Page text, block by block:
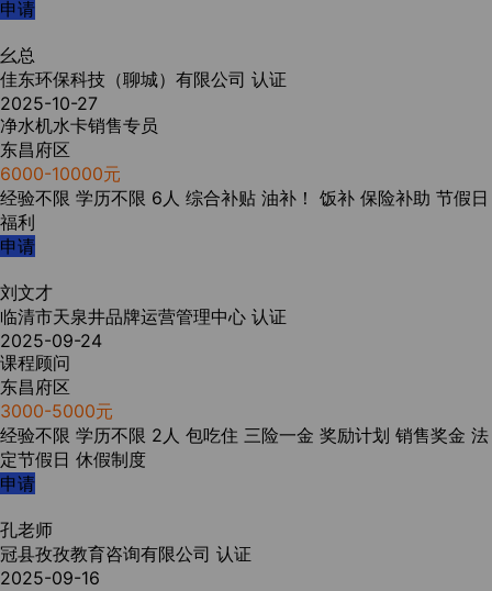
申请
幺总
佳东环保科技（聊城）有限公司 认证
2025-10-27
净水机水卡销售专员
东昌府区
6000-10000元
经验不限 学历不限 6人 综合补贴 油补！ 饭补 保险补助 节假日
福利
申请
刘文才
临清市天泉井品牌运营管理中心 认证
2025-09-24
课程顾问
东昌府区
3000-5000元
经验不限 学历不限 2人 包吃住 三险一金 奖励计划 销售奖金 法
定节假日 休假制度
申请
孔老师
冠县孜孜教育咨询有限公司 认证
2025-09-16